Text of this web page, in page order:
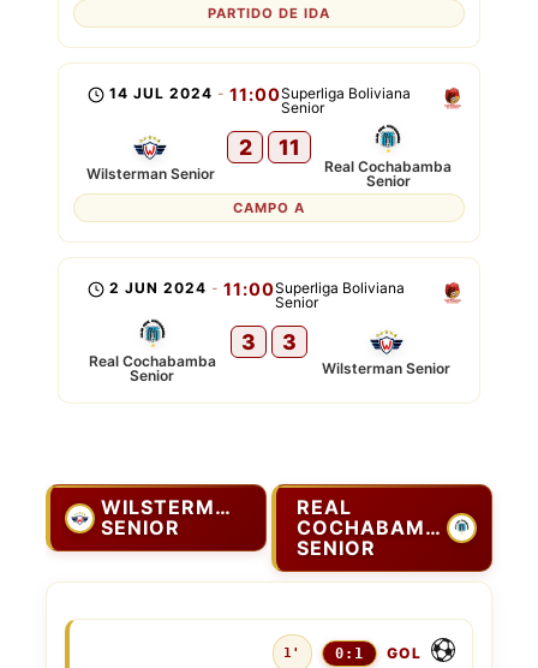
PARTIDO DE IDA
Superliga Boliviana
Senior
14 JUL 2024 - 11:00
Wilsterman Senior
2 11
Real Cochabamba
Senior
CAMPO A
Superliga Boliviana
Senior
2 JUN 2024 - 11:00
Real Cochabamba
Senior
3 3
Wilsterman Senior
WILSTERMAN
SENIOR
REAL
COCHABAMBA
SENIOR
1' 0:1 GOL